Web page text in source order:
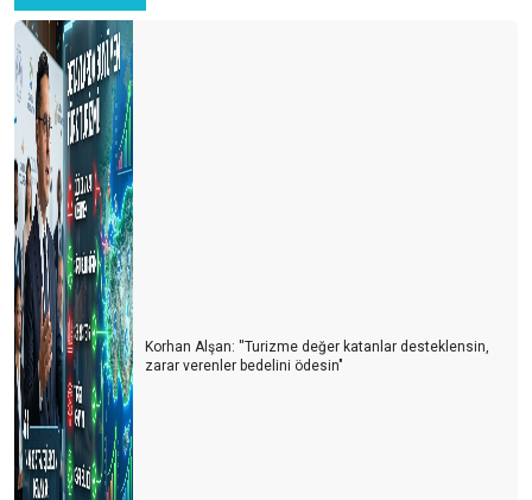
Korhan Alşan: ''Turizme değer katanlar desteklensin,
zarar verenler bedelini ödesin"